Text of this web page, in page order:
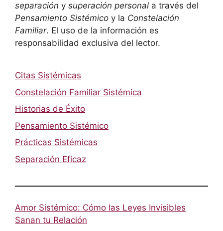
separación y superación personal a través del
Pensamiento Sistémico y la Constelación
Familiar. El uso de la información es
responsabilidad exclusiva del lector.
Citas Sistémicas
Constelación Familiar Sistémica
Historias de Éxito
Pensamiento Sistémico
Prácticas Sistémicas
Separación Eficaz
Amor Sistémico: Cómo las Leyes Invisibles
Sanan tu Relación